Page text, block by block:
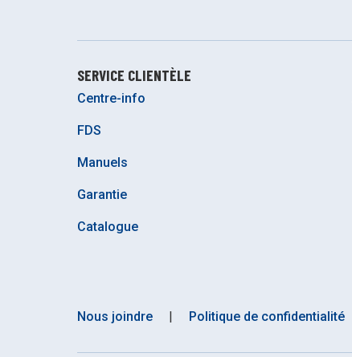
SERVICE CLIENTÈLE
Centre-info
FDS
Manuels
Garantie
Catalogue
Nous joindre | Politique de confidentialité